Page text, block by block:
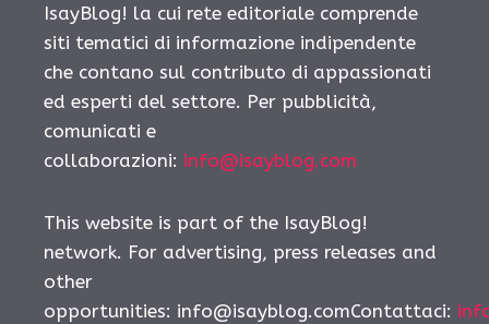
IsayBlog! la cui rete editoriale comprende
siti tematici di informazione indipendente
che contano sul contributo di appassionati
ed esperti del settore. Per pubblicità,
comunicati e
collaborazioni: info@isayblog.com
This website is part of the IsayBlog!
network. For advertising, press releases and
other
opportunities: info@isayblog.comContattaci: